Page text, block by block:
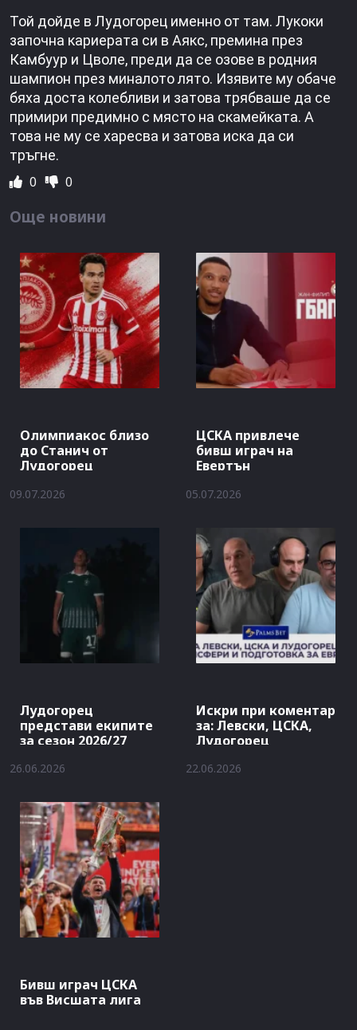
Той дойде в Лудогорец именно от там. Лукоки
започна кариерата си в Аякс, премина през
Камбуур и Цволе, преди да се озове в родния
шампион през миналото лято. Изявите му обаче
бяха доста колебливи и затова трябваше да се
примири предимно с място на скамейката. А
това не му се харесва и затова иска да си
тръгне.
0 0
Още новини
Олимпиакос близо
до Станич от
Лудогорец
09.07.2026
ЦСКА привлече
бивш играч на
Евертън
05.07.2026
Лудогорец
представи екипите
за сезон 2026/27
26.06.2026
Искри при коментар
за: Левски, ЦСКА,
Лудогорец
22.06.2026
Бивш играч ЦСКА
във Висшата лига